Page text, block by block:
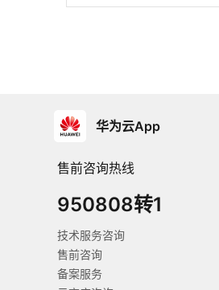
华为云App
售前咨询热线
950808转1
技术服务咨询
售前咨询
备案服务